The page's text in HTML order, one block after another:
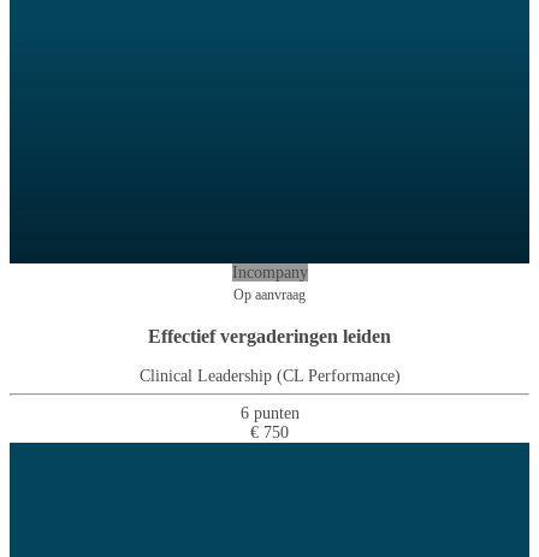
Incompany
Op aanvraag
Effectief vergaderingen leiden
Clinical Leadership (CL Performance)
6 punten
€ 750